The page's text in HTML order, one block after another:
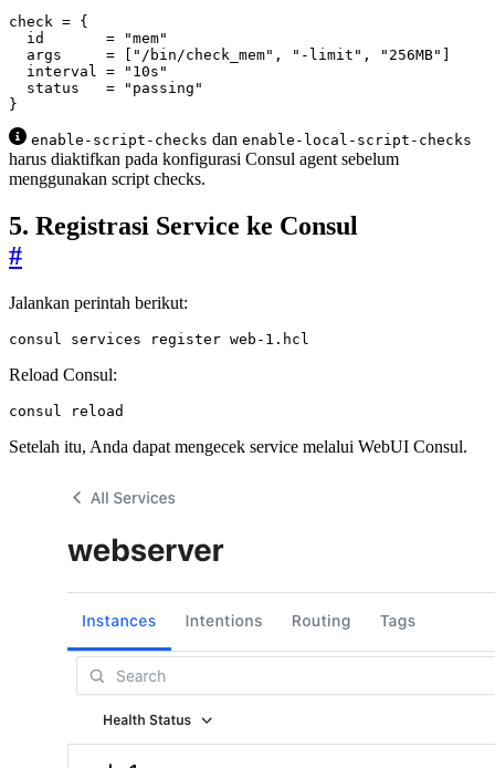
check =
  id
=
"mem"
  args
= [ "/bin/check_mem", "-limit", "256MB" ]
  interval
=
"10s"
  status
=
"passing"
}
enable-script-checks dan enable-local-script-checks
harus diaktifkan pada konfigurasi Consul agent sebelum
menggunakan script checks.
5. Registrasi Service ke Consul
#
Jalankan perintah berikut:
consul services register web-1.hcl
Reload Consul:
consul reload
Setelah itu, Anda dapat mengecek service melalui WebUI Consul.